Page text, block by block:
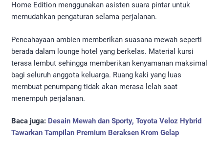
Home Edition menggunakan asisten suara pintar untuk
memudahkan pengaturan selama perjalanan.
Pencahayaan ambien memberikan suasana mewah seperti
berada dalam lounge hotel yang berkelas. Material kursi
terasa lembut sehingga memberikan kenyamanan maksimal
bagi seluruh anggota keluarga. Ruang kaki yang luas
membuat penumpang tidak akan merasa lelah saat
menempuh perjalanan.
Baca juga: Desain Mewah dan Sporty, Toyota Veloz Hybrid
Tawarkan Tampilan Premium Beraksen Krom Gelap